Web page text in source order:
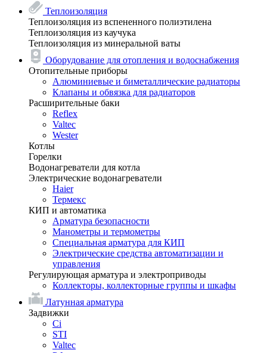
Теплоизоляция
Теплоизоляция из вспененного полиэтилена
Теплоизоляция из каучука
Теплоизоляция из минеральной ваты
Оборудование для отопления и водоснабжения
Отопительные приборы
Алюминиевые и биметаллические радиаторы
Клапаны и обвязка для радиаторов
Расширительные баки
Reflex
Valtec
Wester
Котлы
Горелки
Водонагреватели для котла
Электрические водонагреватели
Haier
Термекс
КИП и автоматика
Арматура безопасности
Манометры и термометры
Специальная арматура для КИП
Электрические средства автоматизации и
управления
Регулирующая арматура и электроприводы
Коллекторы, коллекторные группы и шкафы
Латунная арматура
Задвижки
Ci
STI
Valtec